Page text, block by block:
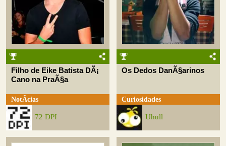
Filho de Eike Batista DÃ¡
Cano na PraÃ§a
NotÃ­cias
72 DPI
Os Dedos DanÃ§arinos
Curiosidades
Uhull